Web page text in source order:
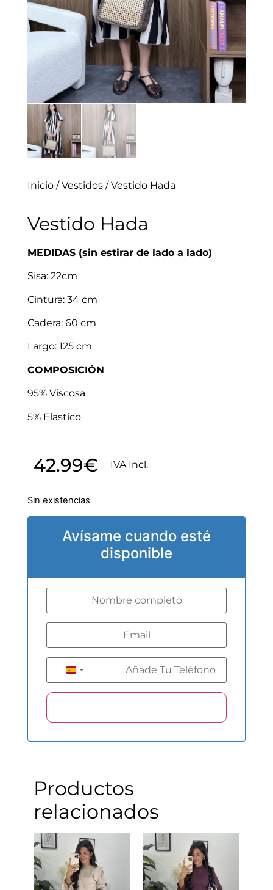
Inicio/Vestidos/ Vestido Hada
Vestido Hada
MEDIDAS (sin estirar de lado a lado)
Sisa: 22cm
Cintura: 34 cm
Cadera: 60 cm
Largo: 125 cm
COMPOSICIÓN
95% Viscosa
5% Elastico
42.99€ IVA Incl.
Sin existencias
Avísame cuando esté
disponible
Spain +34
Productos
relacionados